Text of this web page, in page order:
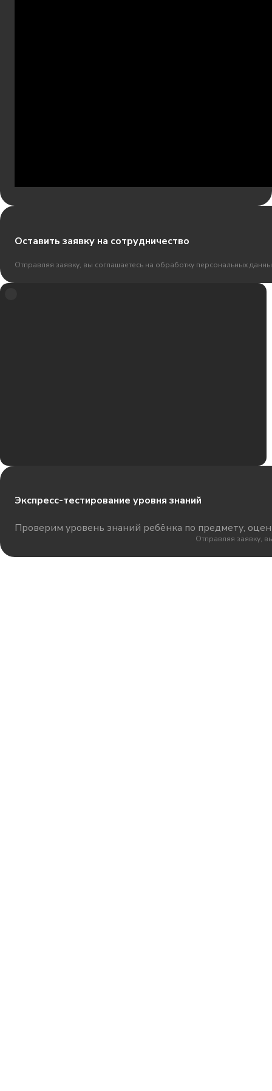
Оставить заявку на сотрудничество
Отправляя заявку, вы соглашаетесь на обработку персональных
Экспресс-тестирование уровня знаний
Проверим уровень знаний ребёнка по предмету,
Отправляя заявку,